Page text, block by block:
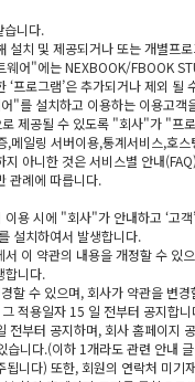
니다.
치 및 제공되거나 또는 개별프
어"에는 NEXBOOK/FBOOK
‘프로그램’은 추가되거나 제외 될
"를 설치하고 이용하는 이용고객
제공될 수 있도록 "회사"가 "프
메일링 서버이용,통계서비스,호스
아니한 것은 서비스별 안내
관례에 따릅니다.
용 시에 "회사"가 안내하고 ‘고객
설치하여서 발생합니다.
이 약관의 내용을 개정할 수 있
합니다.
할 수 있으며, 회사가 약관을 변경
적용일자 15 일 전부터 공지합
전부터 공지하며, 회사 홈페이지
니다.(이하 1개라도 관련 안내
니다) 또한, 회원의 연락처 미기